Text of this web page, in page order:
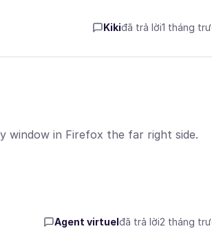
Kikiđã trả lời1 tháng
window in Firefox the far right side.
Agent virtuelđã trả lời2 tháng